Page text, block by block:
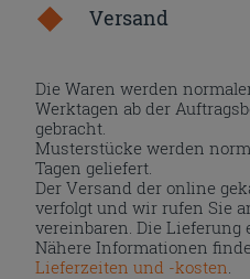
Versand
Die Waren werden
Werktagen ab der
gebracht.
Musterstücke werden
Tagen geliefert.
Der Versand der online
verfolgt und wir rufen Sie
vereinbaren. Die Lieferung
Nähere Informationen
Lieferzeiten und -kosten